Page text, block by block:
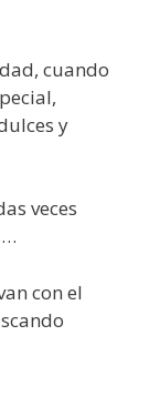
cuando
y
veces
con el